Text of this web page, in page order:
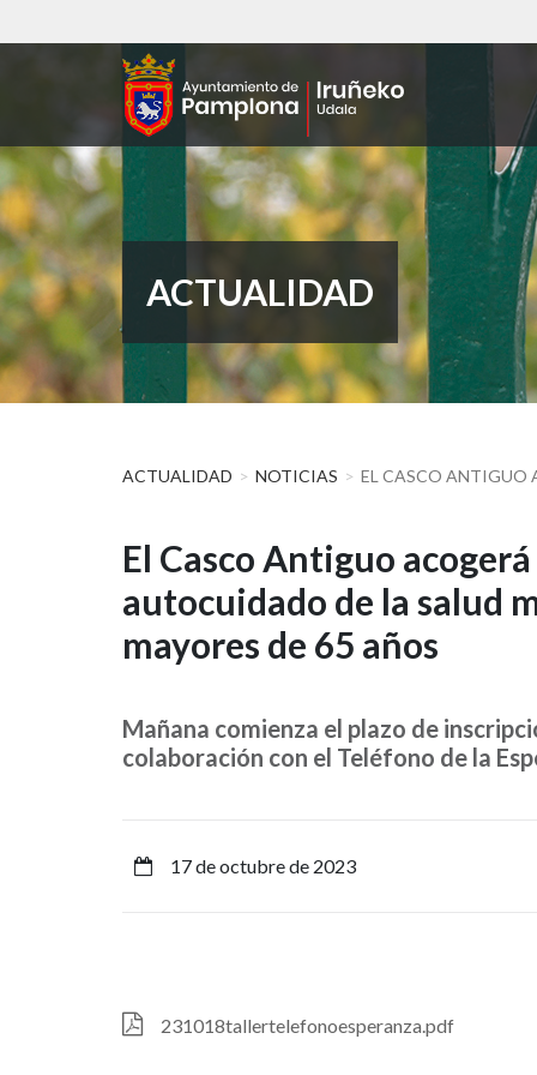
al
ACTUALIDAD
ACTUALIDAD NOTICIAS
El
Casco
Antiguo
acogerá
en
un
autocuidado
El Casco Antiguo
autocuidado de la salud
mayores de 65 años
Mañana comienza el plazo de
colaboración con el Teléfono de la
17 de octubre de 2023
Archivo231018tallertelefonoesperanza.pdf